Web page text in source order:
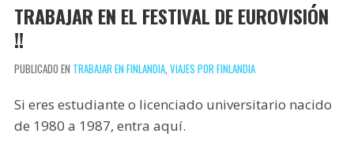
TRABAJAR EN EL FESTIVAL DE EUROVISIÓN
!!
PUBLICADO EN TRABAJAR EN FINLANDIA, VIAJES POR FINLANDIA
Si eres estudiante o licenciado universitario nacido
de 1980 a 1987, entra aquí.